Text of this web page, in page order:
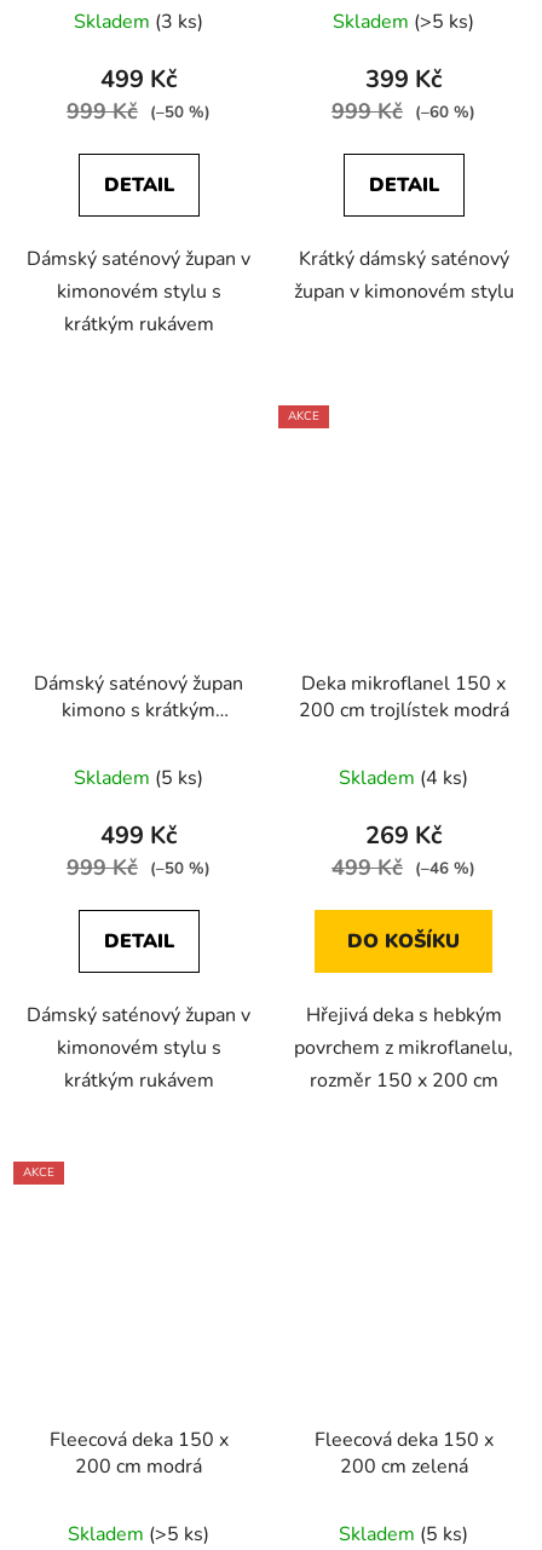
Skladem (3 ks)
499 Kč
999 Kč (–50 %)
DETAIL
Dámský saténový župan v
kimonovém stylu s
krátkým rukávem
Skladem (>5 ks)
399 Kč
999 Kč (–60 %)
DETAIL
Krátký dámský saténový
župan v kimonovém stylu
Dámský saténový župan
kimono s krátkým
Skladem (5 ks)
499 Kč
999 Kč (–50 %)
DETAIL
Dámský saténový župan v
kimonovém stylu s
krátkým rukávem
AKCE
Deka mikroflanel 150 x
200 cm trojlístek modrá
Skladem (4 ks)
269 Kč
499 Kč (–46 %)
DO KOŠÍKU
Hřejivá deka s hebkým
povrchem z mikroflanelu,
rozměr 150 x 200 cm
AKCE
Fleecová deka 150 x
200 cm modrá
Skladem (>5 ks)
Fleecová deka 150 x
200 cm zelená
Skladem (5 ks)